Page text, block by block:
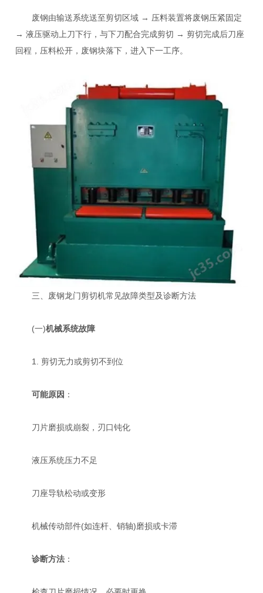
废钢由输送系统送至剪切区域 → 压料装置将废钢压紧固定
→ 液压驱动上刀下行，与下刀配合完成剪切 → 剪切完成后刀座
回程，压料松开，废钢块落下，进入下一工序。
三、废钢龙门剪切机常见故障类型及诊断方法
(一)机械系统故障
1. 剪切无力或剪切不到位
可能原因 ：
刀片磨损或崩裂，刃口钝化
液压系统压力不足
刀座导轨松动或变形
机械传动部件(如连杆、销轴)磨损或卡滞
诊断方法 ：